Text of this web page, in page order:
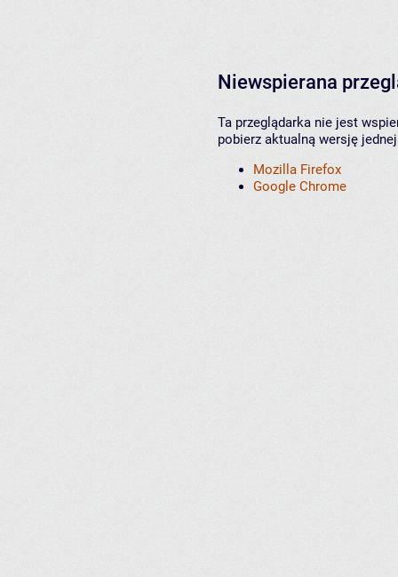
Niewspierana
Ta przeglądarka nie jest
pobierz aktualną wersję
Mozilla Firefox
Google Chrome